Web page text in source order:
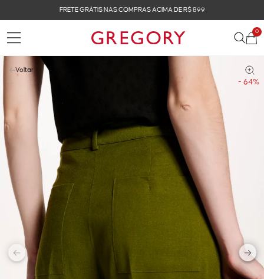
FRETE GRÁTIS NAS COMPRAS ACIMA DE R$ 899
0
- 64%
Voltar